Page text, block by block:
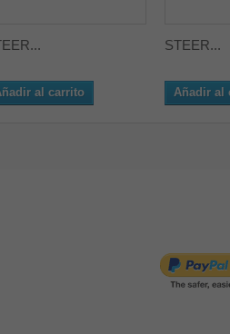
al carrito
STEER...
Añadir al